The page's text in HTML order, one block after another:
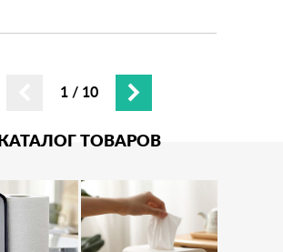
1 / 10
КАТАЛОГ ТОВАРОВ